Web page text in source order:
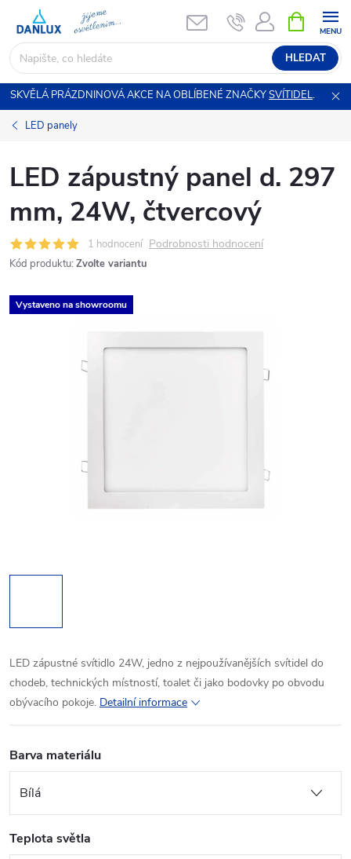
obsah
HLEDAT
NÁKUPNÍ
KOŠÍK
SKVĚLÁ PRÁZDNINOVÁ AKCE NA OBLÍBENÉ ZNAČKYSVÍTIDEL.
LED panely
LED zápustný panel d. 297
mm, 24W, čtvercový
1 hodnocení Podrobnosti hodnocení
Kód produktu: Zvolte variantu
Vystaveno na showroomu
LED zápustné svítidlo 24W, jedno z nejpoužívanějších svítidel do
chodeb, technických místností, toalet či jako bodovky po obvodu
obývacího pokoje. Detailní informace
Barva materiálu
Teplota světla